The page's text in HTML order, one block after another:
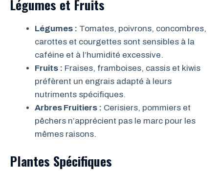
Légumes et Fruits
Légumes : Tomates, poivrons, concombres,
carottes et courgettes sont sensibles à la
caféine et à l’humidité excessive.
Fruits : Fraises, framboises, cassis et kiwis
préfèrent un engrais adapté à leurs
nutriments spécifiques.
Arbres Fruitiers : Cerisiers, pommiers et
pêchers n’apprécient pas le marc pour les
mêmes raisons.
Plantes Spécifiques